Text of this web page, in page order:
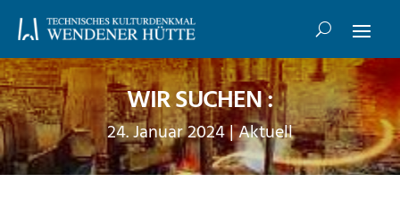
WIR SUCHEN :
24. Januar 2024|Aktuell